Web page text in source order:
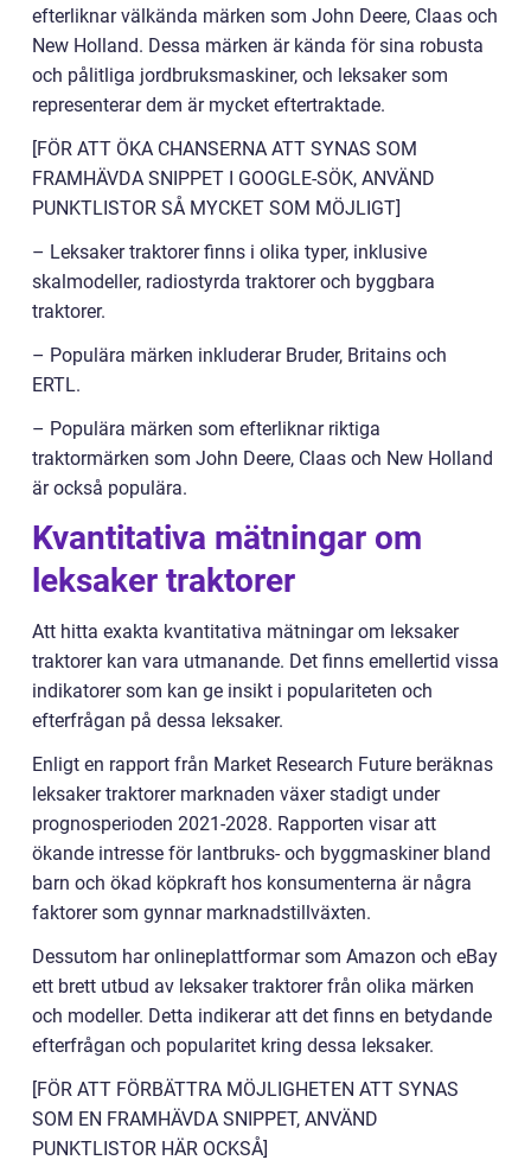
efterliknar välkända märken som John Deere, Claas och
New Holland. Dessa märken är kända för sina robusta
och pålitliga jordbruksmaskiner, och leksaker som
representerar dem är mycket eftertraktade.
[FÖR ATT ÖKA CHANSERNA ATT SYNAS SOM
FRAMHÄVDA SNIPPET I GOOGLE-SÖK, ANVÄND
PUNKTLISTOR SÅ MYCKET SOM MÖJLIGT]
– Leksaker traktorer finns i olika typer, inklusive
skalmodeller, radiostyrda traktorer och byggbara
traktorer.
– Populära märken inkluderar Bruder, Britains och
ERTL.
– Populära märken som efterliknar riktiga
traktormärken som John Deere, Claas och New Holland
är också populära.
Kvantitativa mätningar om
leksaker traktorer
Att hitta exakta kvantitativa mätningar om leksaker
traktorer kan vara utmanande. Det finns emellertid vissa
indikatorer som kan ge insikt i populariteten och
efterfrågan på dessa leksaker.
Enligt en rapport från Market Research Future beräknas
leksaker traktorer marknaden växer stadigt under
prognosperioden 2021-2028. Rapporten visar att
ökande intresse för lantbruks- och byggmaskiner bland
barn och ökad köpkraft hos konsumenterna är några
faktorer som gynnar marknadstillväxten.
Dessutom har onlineplattformar som Amazon och eBay
ett brett utbud av leksaker traktorer från olika märken
och modeller. Detta indikerar att det finns en betydande
efterfrågan och popularitet kring dessa leksaker.
[FÖR ATT FÖRBÄTTRA MÖJLIGHETEN ATT SYNAS
SOM EN FRAMHÄVDA SNIPPET, ANVÄND
PUNKTLISTOR HÄR OCKSÅ]